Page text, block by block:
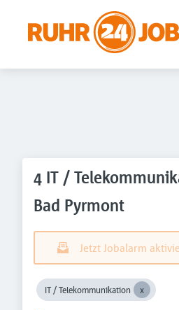
4 IT /
Bad Pyrmont
Jetzt Jobalarm
IT / Telekommunikation